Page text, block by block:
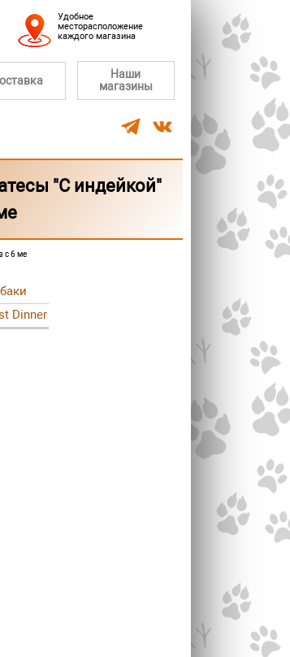
Удобное
месторасположение
каждого магазина
Наши
магазины
"С индейкой"
с 6 ме
Dinner